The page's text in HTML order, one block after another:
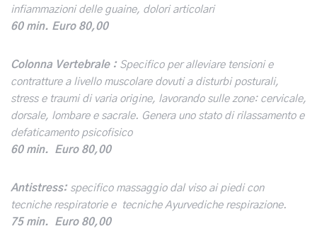
infiammazioni delle guaine, dolori articolari
60 min. Euro 80,00
Colonna Vertebrale : Specifico per alleviare tensioni e
contratture a livello muscolare dovuti a disturbi posturali,
stress e traumi di varia origine, lavorando sulle zone: cervicale,
dorsale, lombare e sacrale. Genera uno stato di rilassamento e
defaticamento psicofisico
60 min. Euro 80,00
Antistress: specifico massaggio dal viso ai piedi con
tecniche respiratorie e tecniche Ayurvediche respirazione.
75 min.
Euro 80,00